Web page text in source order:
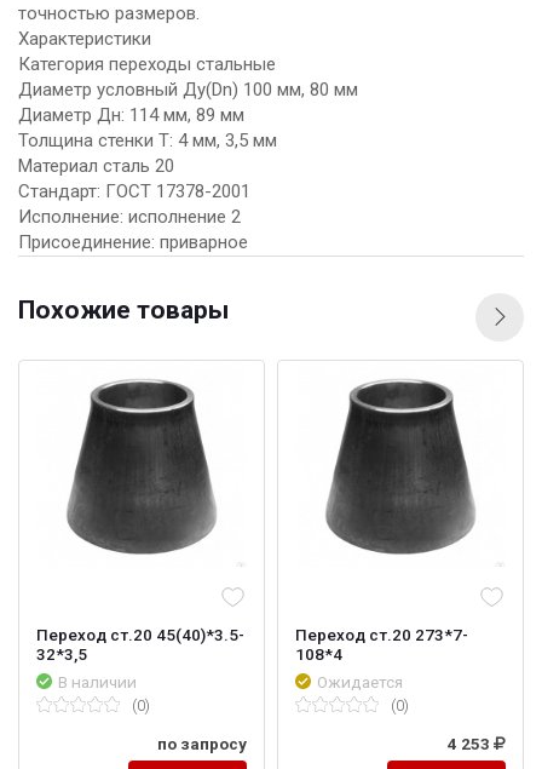
точностью размеров.
Характеристики
Категория переходы стальные
Диаметр условный Ду(Dn) 100 мм, 80 мм
Диаметр Дн: 114 мм, 89 мм
Толщина стенки Т: 4 мм, 3,5 мм
Материал сталь 20
Стандарт: ГОСТ 17378-2001
Исполнение: исполнение 2
Присоединение: приварное
Похожие товары
Переход ст.20 45(40)*3.5-
32*3,5
В наличии
(0)
по запросу
Переход ст.20 273*7-
108*4
Ожидается
(0)
4 253